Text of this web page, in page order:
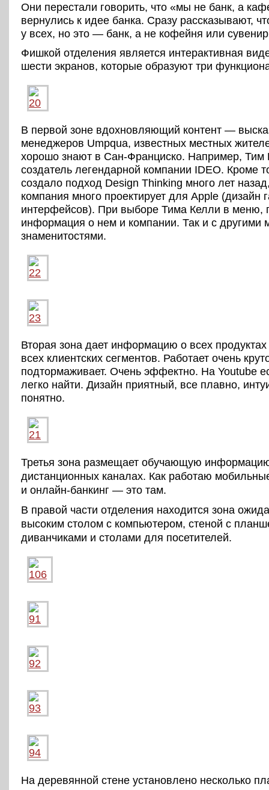
Они перестали говорить, что «мы не банк, а
вернулись к идее банка. Сразу рассказывают,
у всех, но это — банк, а не кофейня или
Фишкой отделения является интерактивная
шести экранов, которые образуют три
В первой зоне вдохновляющий контент —
менеджеров Umpqua, известных местных
хорошо знают в Сан-Франциско. Например,
создатель легендарной компании IDEO. Кроме
создало подход Design Thinking много лет
компания много проектирует для Apple (дизайн
интерфейсов). При выборе Тима Келли в меню,
информация о нем и компании. Так и с другими
знаменитостями.
Вторая зона дает информацию о всех
всех клиентских сегментов. Работает очень
подтормаживает. Очень эффектно. На Youtube
легко найти. Дизайн приятный, все плавно,
понятно.
Третья зона размещает обучающую
дистанционных каналах. Как работаю
и онлайн-банкинг — это там.
В правой части отделения находится зона
высоким столом с компьютером, стеной с
диванчиками и столами для посетителей.
На деревянной стене установлено несколько